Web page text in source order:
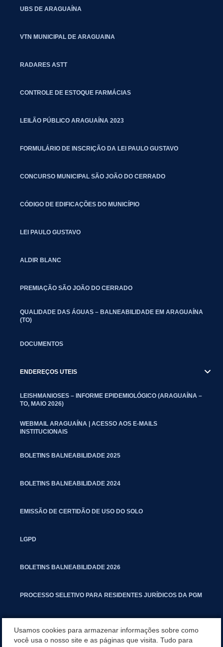
UBS DE ARAGUAÍNA
VTN MUNICIPAL DE ARAGUAINA
RADARES ASTT
CONTROLE DE ESTOQUE FARMÁCIAS
LEILÃO PÚBLICO ARAGUAÍNA 2023
FORMULÁRIO DE INSCRIÇÃO DA LEI PAULO GUSTAVO
CONCURSO MUNICIPAL SÃO JOÃO DO CERRADO
CÓDIGO DE EDIFICAÇÕES DO MUNICÍPIO
LEI PAULO GUSTAVO
ALDIR BLANC
PREMIAÇÃO SÃO JOÃO DO CERRADO
QUALIDADE DAS ÁGUAS – BALNEABILIDADE EM ARAGUAÍNA
(TO)
DOCUMENTOS
ENDEREÇOS UTEIS
LEISHMANIOSES – INFORME EPIDEMIOLÓGICO (ARAGUAÍNA –
TO, MAIO 2026)
WEBMAIL ARAGUAÍNA | ACESSO AOS E-MAILS
INSTITUCIONAIS
BOLETINS BALNEABILIDADE 2025
BOLETINS BALNEABILIDADE 2024
EMISSÃO DE CERTIDÃO DE USO DO SOLO
LGPD
BOLETINS BALNEABILIDADE 2026
PROCESSO SELETIVO PARA RESIDENTES JURÍDICOS DA PGM
Usamos cookies para armazenar informações sobre como
você usa o nosso site e as páginas que visita. Tudo para